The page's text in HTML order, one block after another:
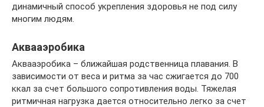
динамичный способ укрепления здоровья не под силу
многим людям.
Аквааэробика
Аквааэробика – ближайшая родственница плавания. В
зависимости от веса и ритма за час сжигается до 700
ккал за счет большого сопротивления воды. Тяжелая
ритмичная нагрузка дается относительно легко за счет